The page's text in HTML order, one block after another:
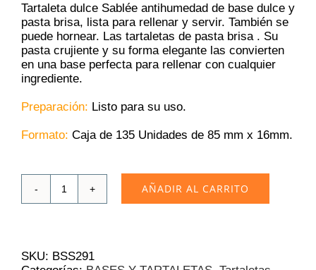
Tartaleta dulce Sablée antihumedad de base dulce y
pasta brisa, lista para rellenar y servir. También se
puede hornear. Las tartaletas de pasta brisa . Su
pasta crujiente y su forma elegante las convierten
en una base perfecta para rellenar con cualquier
ingrediente.
Preparación: Listo para su uso.
Formato: Caja de 135 Unidades de 85 mm x 16mm.
Tartaleta
|
83mm
AÑADIR AL CARRITO
SKU: BSS291